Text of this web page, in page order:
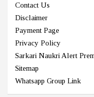
Contact Us
Disclaimer
Payment Page
Privacy Policy
Sarkari Naukri Alert
Sitemap
Whatsapp Group Link